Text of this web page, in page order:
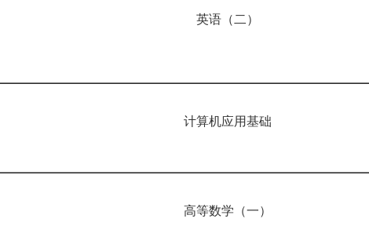
英语（二）
计算机应用基础
高等数学（一）